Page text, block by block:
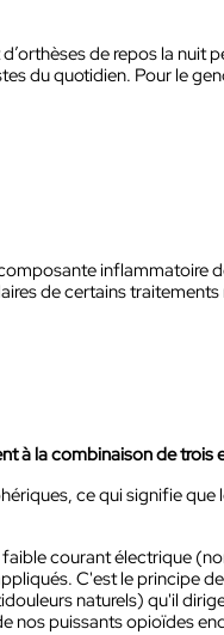
de repos la
du quotidien. Pour le
inflammatoire
de certains
à la combinaison de trois
ce qui signifie
courant électrique
C'est le principe
naturels) qu'il
nos puissants opioïdes